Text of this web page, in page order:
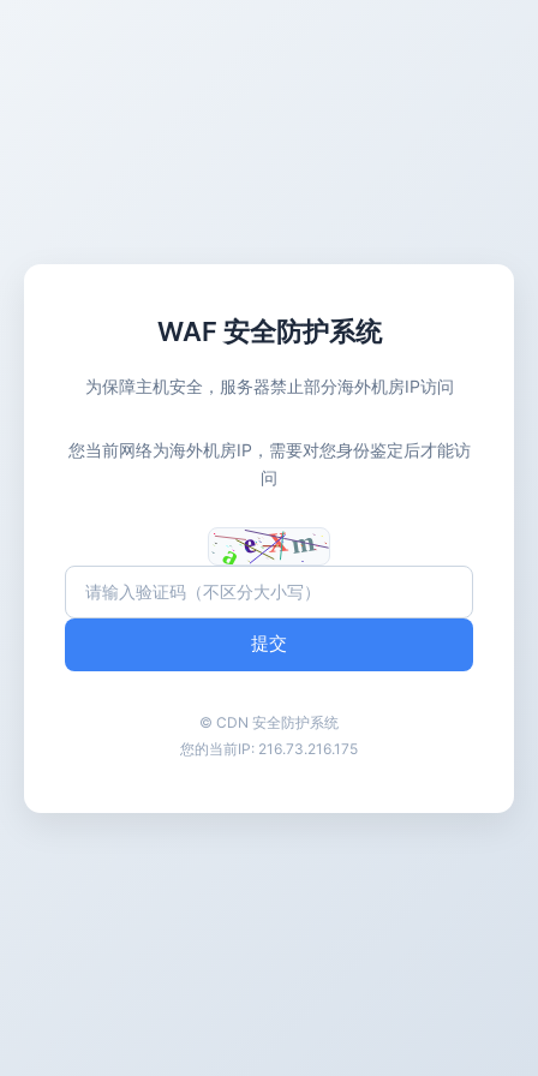
WAF 安全防护系统
为保障主机安全，服务器禁止部分海外机房IP访问
您当前网络为海外机房IP，需要对您身份鉴定后才能访
问
提交
© CDN 安全防护系统
您的当前IP: 216.73.216.175